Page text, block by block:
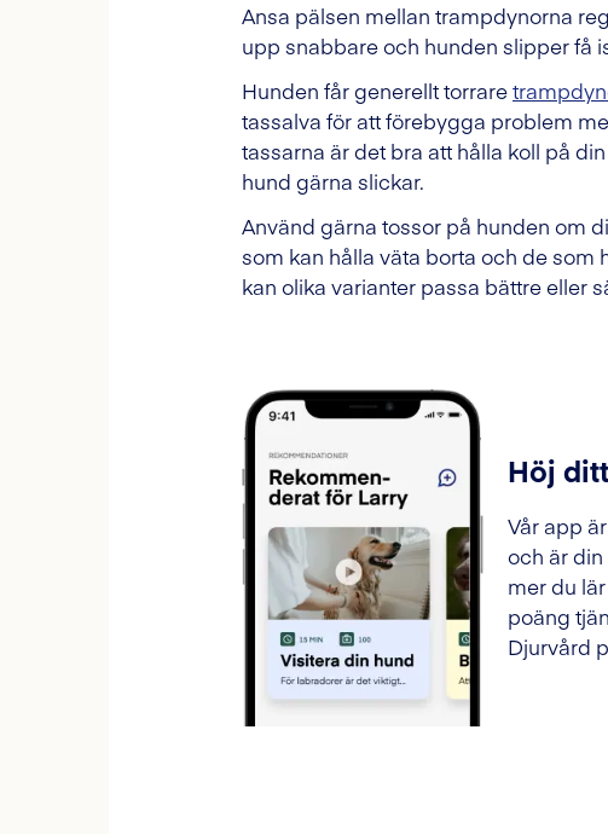
Ansa pälsen mellan trampdynorna
upp snabbare och hunden slipper få
Hunden får generellt torrare
tassalva för att förebygga problem
tassarna är det bra att hålla koll på
hund gärna slickar.
Använd gärna tossor på hunden om
som kan hålla väta borta och de
kan olika varianter passa bättre eller
Höj
Vår app
och är
mer du
poäng
Djurvård